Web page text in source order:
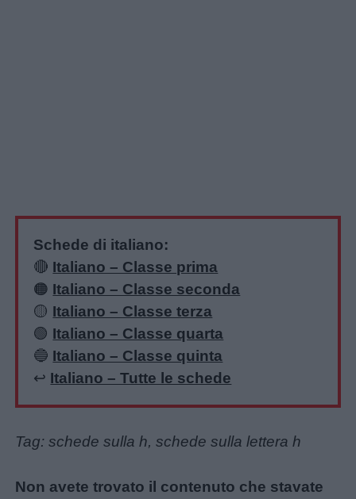
Schede di italiano:
🔴 Italiano – Classe prima
🟠 Italiano – Classe seconda
🟡 Italiano – Classe terza
🟢 Italiano – Classe quarta
🔵 Italiano – Classe quinta
↩️ Italiano – Tutte le schede
Tag: schede sulla h, schede sulla lettera h
Non avete trovato il contenuto che stavate